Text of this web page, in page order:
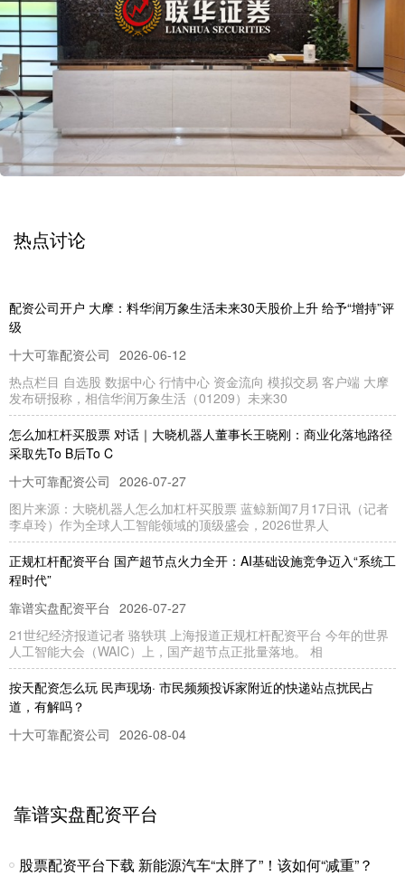
热点讨论
配资公司开户 大摩：料华润万象生活未来30天股价上升 给予“增持”评
级
十大可靠配资公司 2026-06-12
热点栏目 自选股 数据中心 行情中心 资金流向 模拟交易 客户端 大摩
发布研报称，相信华润万象生活（01209）未来30
怎么加杠杆买股票 对话｜大晓机器人董事长王晓刚：商业化落地路径
采取先To B后To C
十大可靠配资公司 2026-07-27
图片来源：大晓机器人怎么加杠杆买股票 蓝鲸新闻7月17日讯（记者
李卓玲）作为全球人工智能领域的顶级盛会，2026世界人
正规杠杆配资平台 国产超节点火力全开：AI基础设施竞争迈入“系统工
程时代”
靠谱实盘配资平台 2026-07-27
21世纪经济报道记者 骆轶琪 上海报道正规杠杆配资平台 今年的世界
人工智能大会（WAIC）上，国产超节点正批量落地。 相
按天配资怎么玩 民声现场· 市民频频投诉家附近的快递站点扰民占
道，有解吗？
十大可靠配资公司 2026-08-04
炒股配资网站约选配资 从长安到中安，看保险业风险出清问题所在
来源：保契炒股配资网站约选配资 防范化解金融风险，特别是防止发
靠谱实盘配资平台
股票配资平台下载 新能源汽车“太胖了”！该如何“减重”？